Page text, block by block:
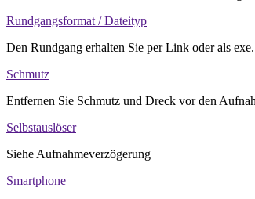
Rundgangsformat / Dateityp
Den Rundgang erhalten Sie per Link oder als
Schmutz
Entfernen Sie Schmutz und Dreck vor den
Selbstauslöser
Siehe Aufnahmeverzögerung
Smartphone